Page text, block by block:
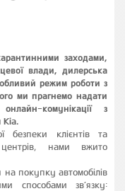
заходами,
влади, дилерська
режим роботи з
ми прагнемо надати
комунікації з
Kia.
безпеки клієнтів та
центрів, нами вжито
покупку автомобілів
способами зв’язку: